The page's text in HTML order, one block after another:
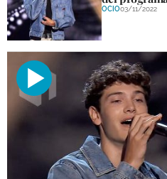
OCIO03/11/2022